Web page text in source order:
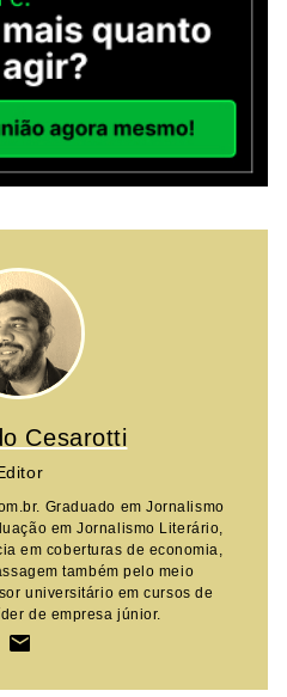
Cesarotti
Graduado em Jornalismo
em Jornalismo Literário,
em coberturas de economia,
também pelo meio
universitário em cursos de
de empresa júnior.